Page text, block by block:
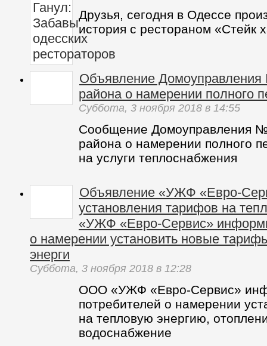
Друзья, сегодня в Одессе
история с рестораном «Стейк
Объявление
района о намерении полного
Суббота, 3 ноября 2018 в 14:55
Сообщение Домоуправления
района о намерении полного
на услуги теплоснабжения
Объявление «УЖФ «Евро-
установления тарифов на
«УЖФ «Евро-Сервис»
о намерении установить новые
энерги
Суббота, 3 ноября 2018 в 12:28
ООО «УЖФ «Евро-Сервис»
потребителей о намерении
на тепловую энергию,
водоснабжение